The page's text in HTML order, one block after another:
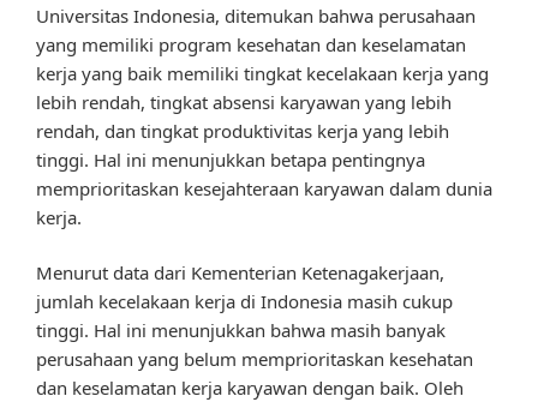
Universitas Indonesia, ditemukan bahwa perusahaan
yang memiliki program kesehatan dan keselamatan
kerja yang baik memiliki tingkat kecelakaan kerja yang
lebih rendah, tingkat absensi karyawan yang lebih
rendah, dan tingkat produktivitas kerja yang lebih
tinggi. Hal ini menunjukkan betapa pentingnya
memprioritaskan kesejahteraan karyawan dalam dunia
kerja.
Menurut data dari Kementerian Ketenagakerjaan,
jumlah kecelakaan kerja di Indonesia masih cukup
tinggi. Hal ini menunjukkan bahwa masih banyak
perusahaan yang belum memprioritaskan kesehatan
dan keselamatan kerja karyawan dengan baik. Oleh